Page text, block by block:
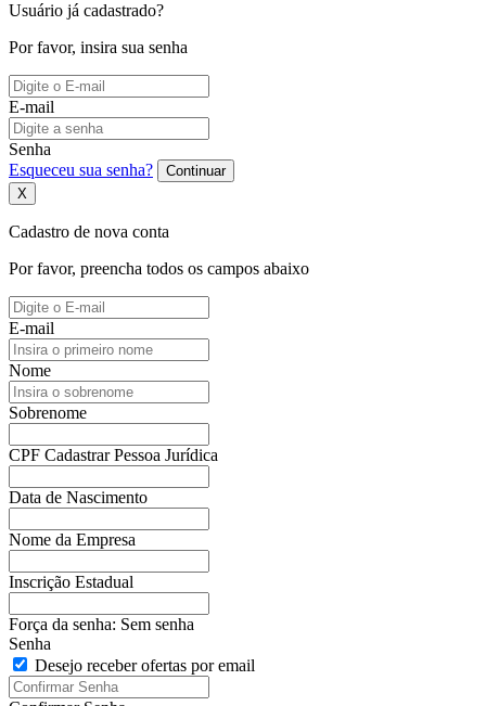
Usuário já cadastrado?
Por favor, insira sua senha
E-mail
Senha
Esqueceu sua senha?
Continuar
X
Cadastro de nova conta
Por favor, preencha todos os campos abaixo
E-mail
Nome
Sobrenome
CPF Cadastrar Pessoa Jurídica
Data de Nascimento
Nome da Empresa
Inscrição Estadual
Força da senha: Sem senha
Senha
Desejo receber ofertas por email